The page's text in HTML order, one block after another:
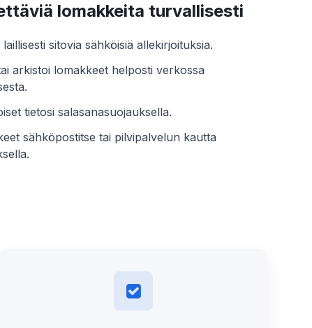
lomakkeita turvallisesti
laillisesti sitovia sähköisiä allekirjoituksia.
arkistoi lomakkeet helposti verkossa
tietosi salasanasuojauksella.
sähköpostitse tai pilvipalvelun kautta